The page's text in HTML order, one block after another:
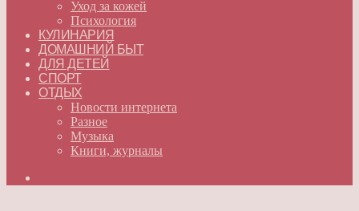
Уход за кожей
Психология
КУЛИНАРИЯ
ДОМАШНИЙ БЫТ
ДЛЯ ДЕТЕЙ
СПОРТ
ОТДЫХ
Новости интернета
Разное
Музыка
Книги, журналы